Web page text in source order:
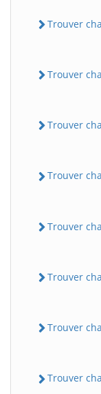
Trouver
Trouver
Trouver
Trouver
Trouver
Trouver
Trouver
Trouver